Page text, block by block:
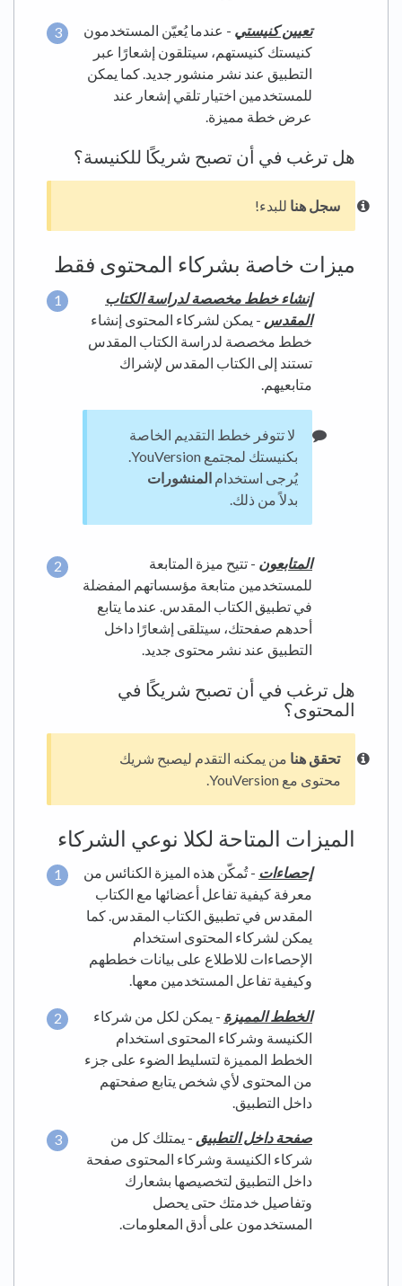
تعيين كنيستي - عندما يُعيّن المستخدمون
كنيستك كنيستهم، سيتلقون إشعارًا عبر
التطبيق عند نشر منشور جديد. كما يمكن
للمستخدمين اختيار تلقي إشعار عند
عرض خطة مميزة.
هل ترغب في أن تصبح شريكًا للكنيسة؟
سجل هنا للبدء!
ميزات خاصة بشركاء المحتوى فقط
إنشاء خطط مخصصة لدراسة الكتاب
المقدس - يمكن لشركاء المحتوى إنشاء
خطط مخصصة لدراسة الكتاب المقدس
تستند إلى الكتاب المقدس لإشراك
متابعيهم.
لا تتوفر خطط التقديم الخاصة
بكنيستك لمجتمع YouVersion.
يُرجى استخدام المنشورات
بدلاً من ذلك.
المتابعون - تتيح ميزة المتابعة
للمستخدمين متابعة مؤسساتهم المفضلة
في تطبيق الكتاب المقدس. عندما يتابع
أحدهم صفحتك، سيتلقى إشعارًا داخل
التطبيق عند نشر محتوى جديد.
هل ترغب في أن تصبح شريكًا في
المحتوى؟
تحقق هنا من يمكنه التقدم ليصبح شريك
محتوى مع YouVersion.
الميزات المتاحة لكلا نوعي الشركاء
إحصاءات - تُمكّن هذه الميزة الكنائس من
معرفة كيفية تفاعل أعضائها مع الكتاب
المقدس في تطبيق الكتاب المقدس. كما
يمكن لشركاء المحتوى استخدام
الإحصاءات للاطلاع على بيانات خططهم
وكيفية تفاعل المستخدمين معها.
الخطط المميزة - يمكن لكل من شركاء
الكنيسة وشركاء المحتوى استخدام
الخطط المميزة لتسليط الضوء على جزء
من المحتوى لأي شخص يتابع صفحتهم
داخل التطبيق.
صفحة داخل التطبيق - يمتلك كل من
شركاء الكنيسة وشركاء المحتوى صفحة
داخل التطبيق لتخصيصها بشعارك
وتفاصيل خدمتك حتى يحصل
المستخدمون على أدق المعلومات.